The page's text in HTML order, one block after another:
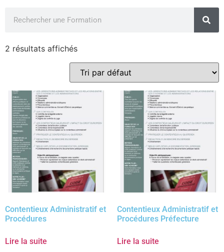
2 résultats affichés
Contentieux Administratif et
Procédures
Lire la suite
Contentieux Administratif et
Procédures Préfecture
Lire la suite